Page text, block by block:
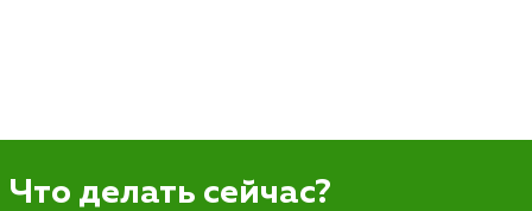
Что делать сейчас?